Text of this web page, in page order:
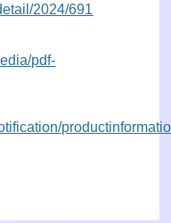
2024/691
pdf-